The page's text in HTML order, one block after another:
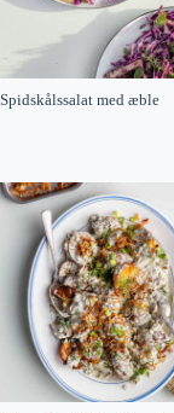
Spidskålssalat med æble